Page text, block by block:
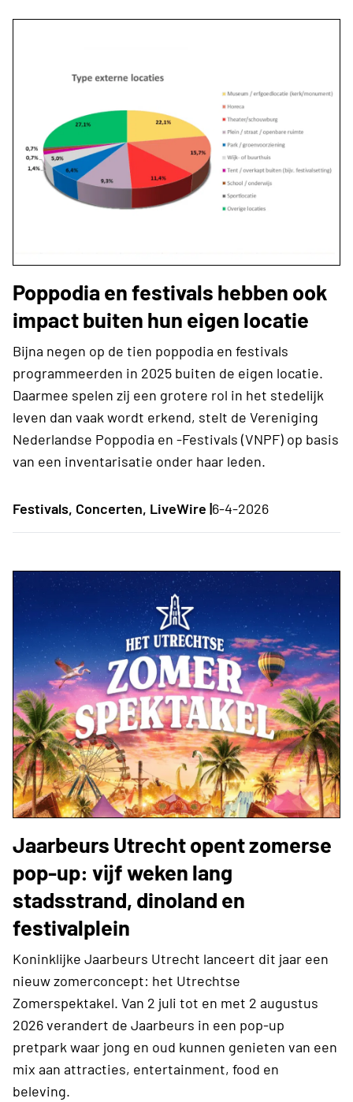
Poppodia en festivals hebben ook
impact buiten hun eigen locatie
Bijna negen op de tien poppodia en festivals
programmeerden in 2025 buiten de eigen locatie.
Daarmee spelen zij een grotere rol in het stedelijk
leven dan vaak wordt erkend, stelt de Vereniging
Nederlandse Poppodia en -Festivals (VNPF) op basis
van een inventarisatie onder haar leden.
Festivals, Concerten, LiveWire |6-4-2026
Jaarbeurs Utrecht opent zomerse
pop-up: vijf weken lang
stadsstrand, dinoland en
festivalplein
Koninklijke Jaarbeurs Utrecht lanceert dit jaar een
nieuw zomerconcept: het Utrechtse
Zomerspektakel. Van 2 juli tot en met 2 augustus
2026 verandert de Jaarbeurs in een pop-up
pretpark waar jong en oud kunnen genieten van een
mix aan attracties, entertainment, food en
beleving.